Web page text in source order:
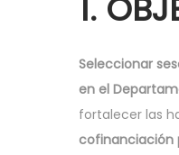
1.
Seleccionar
en el
fortalecer las
cofinanciación